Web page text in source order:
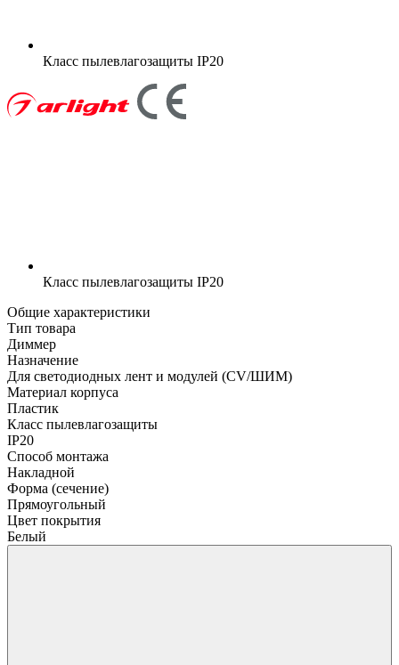
Класс пылевлагозащиты IP20
Класс пылевлагозащиты IP20
Общие характеристики
Тип товара
Диммер
Назначение
Для светодиодных лент и модулей (CV/ШИМ)
Материал корпуса
Пластик
Класс пылевлагозащиты
IP20
Способ монтажа
Накладной
Форма (сечение)
Прямоугольный
Цвет покрытия
Белый